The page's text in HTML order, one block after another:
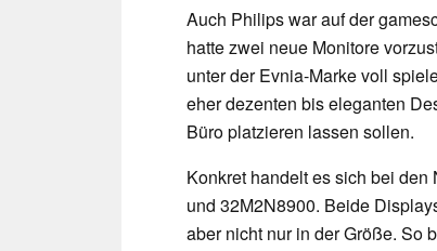
Auch Philips war auf der
hatte zwei neue Monitore
unter der Evnia-Marke voll
eher dezenten bis eleganten
Büro platzieren lassen sollen.
Konkret handelt es sich bei
und 32M2N8900. Beide
aber nicht nur in der Größe. So